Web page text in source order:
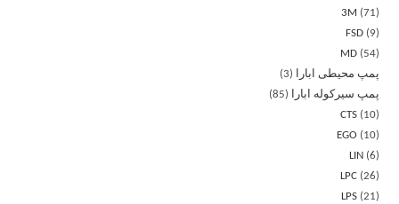
3M
71
FSD
9
MD
54
پمپ محیطی ابارا
3
پمپ سیرکوله ابارا
85
CTS
10
EGO
10
LIN
6
LPC 26
LPS 21